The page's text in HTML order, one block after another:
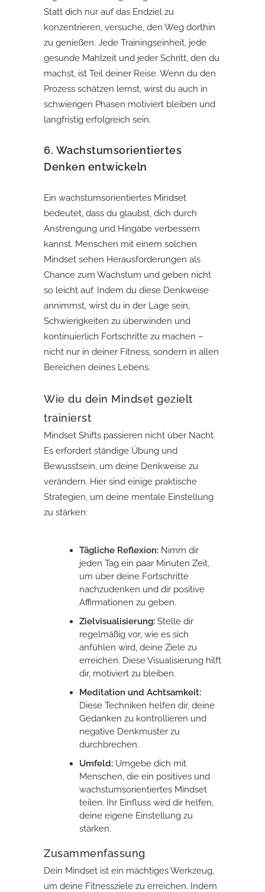
Statt dich nur auf das Endziel zu
konzentrieren, versuche, den Weg dorthin
zu genießen. Jede Trainingseinheit, jede
gesunde Mahlzeit und jeder Schritt, den du
machst, ist Teil deiner Reise. Wenn du den
Prozess schätzen lernst, wirst du auch in
schwierigen Phasen motiviert bleiben und
langfristig erfolgreich sein.
6. Wachstumsorientiertes
Denken entwickeln
Ein wachstumsorientiertes Mindset
bedeutet, dass du glaubst, dich durch
Anstrengung und Hingabe verbessern
kannst. Menschen mit einem solchen
Mindset sehen Herausforderungen als
Chance zum Wachstum und geben nicht
so leicht auf. Indem du diese Denkweise
annimmst, wirst du in der Lage sein,
Schwierigkeiten zu überwinden und
kontinuierlich Fortschritte zu machen –
nicht nur in deiner Fitness, sondern in allen
Bereichen deines Lebens.
Wie du dein Mindset gezielt
trainierst
Mindset Shifts passieren nicht über Nacht.
Es erfordert ständige Übung und
Bewusstsein, um deine Denkweise zu
verändern. Hier sind einige praktische
Strategien, um deine mentale Einstellung
zu stärken:
Tägliche Reflexion: Nimm dir
jeden Tag ein paar Minuten Zeit,
um über deine Fortschritte
nachzudenken und dir positive
Affirmationen zu geben.
Zielvisualisierung: Stelle dir
regelmäßig vor, wie es sich
anfühlen wird, deine Ziele zu
erreichen. Diese Visualisierung hilft
dir, motiviert zu bleiben.
Meditation und Achtsamkeit:
Diese Techniken helfen dir, deine
Gedanken zu kontrollieren und
negative Denkmuster zu
durchbrechen.
Umfeld: Umgebe dich mit
Menschen, die ein positives und
wachstumsorientiertes Mindset
teilen. Ihr Einfluss wird dir helfen,
deine eigene Einstellung zu
stärken.
Zusammenfassung
Dein Mindset ist ein mächtiges Werkzeug,
um deine Fitnessziele zu erreichen. Indem